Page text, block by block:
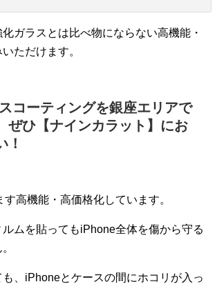
ガラスとは比べ物にならない高機能・
ただけます。
コーティングを銀座エリアで
ぜひ【ナインカラット】にお
！
高機能・高価格化しています。
ルムを貼ってもiPhone全体を傷から守る
、iPhoneとケースの間にホコリが入っ